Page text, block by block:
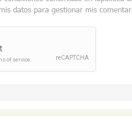
datos para gestionar mis